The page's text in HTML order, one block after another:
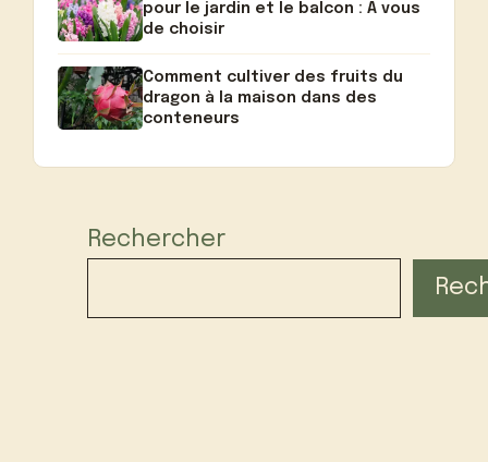
pour le jardin et le balcon : A vous
de choisir
Comment cultiver des fruits du
dragon à la maison dans des
conteneurs
Rechercher